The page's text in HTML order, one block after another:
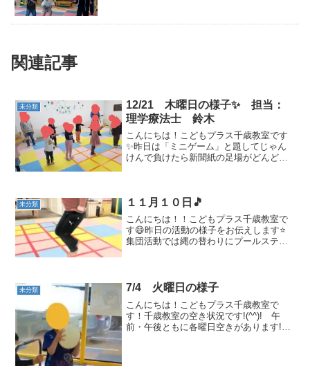
関連記事
未分類
12/21 木曜日の様子✨ 担当：
理学療法士 鈴木
こんにちは！こどもプラス千歳教室です
✨昨日は「ミニゲーム」と題してじゃん
けんで負けたら新聞紙の足場がどんどん
てもらって先生とじゃんけ...
未分類 １１月１０日🎵
こんにちは！！こどもプラス千歳教室で
す😄昨日の活動の様子をお伝えします⭐
集団活動では縄の替わりにプールスティ
やすいのでジャンプするタイ...
未分類 7/4 火曜日の様子
こんにちは！こどもプラス千歳教室で
す！千歳教室の空き状況です!(^^)! 午
前・午後ともに各曜日空きがあります!